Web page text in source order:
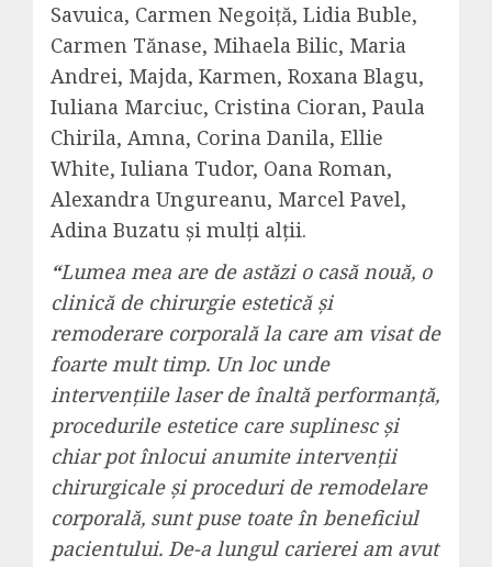
Savuica, Carmen Negoiță, Lidia Buble,
Carmen Tănase, Mihaela Bilic, Maria
Andrei, Majda, Karmen, Roxana Blagu,
Iuliana Marciuc, Cristina Cioran, Paula
Chirila, Amna, Corina Danila, Ellie
White, Iuliana Tudor, Oana Roman,
Alexandra Ungureanu, Marcel Pavel,
Adina Buzatu și mulți alții.
“Lumea mea are de astăzi o casă nouă, o
clinică de chirurgie estetică și
remoderare corporală la care am visat de
foarte mult timp. Un loc unde
intervențiile laser de înaltă performanță,
procedurile estetice care suplinesc și
chiar pot înlocui anumite intervenții
chirurgicale și proceduri de remodelare
corporală, sunt puse toate în beneficiul
pacientului. De-a lungul carierei am avut